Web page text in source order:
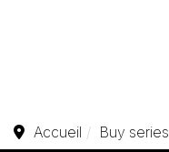
Accueil Buy series